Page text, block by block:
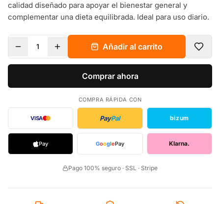
calidad diseñado para apoyar el bienestar general y
complementar una dieta equilibrada. Ideal para uso diario.
1 Añadir al carrito
Comprar ahora
COMPRA RÁPIDA CON
VISA PayPal bizum
Pay GooglePay Klarna.
Pago 100% seguro · SSL · Stripe